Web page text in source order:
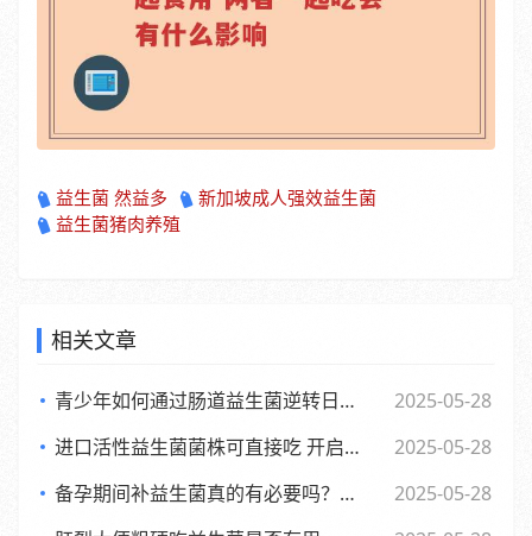
益生菌 然益多
新加坡成人强效益生菌
益生菌猪肉养殖
相关文章
青少年如何通过肠道益生菌逆转日常倦怠，活力满满每一天
2025-05-28
进口活性益生菌菌株可直接吃 开启健康新体验
2025-05-28
备孕期间补益生菌真的有必要吗？了解背后的和科学依据
2025-05-28